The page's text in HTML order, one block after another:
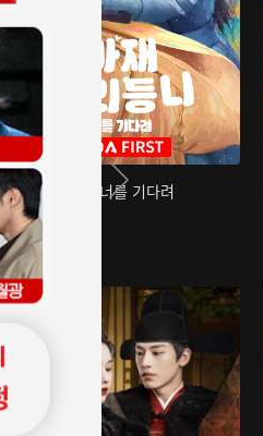
아재저리등니 : 너를 기다려